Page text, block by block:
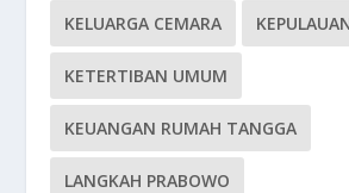
KELUARGA CEMARA
KETERTIBAN UMUM
KEUANGAN RUMAH TANGGA
LANGKAH PRABOWO